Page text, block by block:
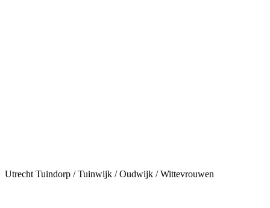
Utrecht Tuindorp / Tuinwijk / Oudwijk / Wittevrouwen